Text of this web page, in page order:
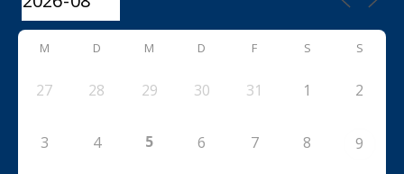
M D M D F S S
27 28 29 30 31 1 2
3 4 5 6 7 8 9